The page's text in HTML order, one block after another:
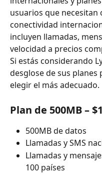
usuarios que
conectividad
incluyen llamadas,
velocidad a precios
Si estás considerando
desglose de sus
elegir el más adecuado.
Plan de 500MB –
500MB de datos
Llamadas y SMS
Llamadas y
100 países